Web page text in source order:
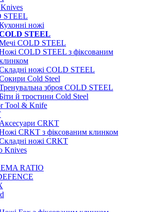
STEEL
ножі
STEEL
COLD STEEL
COLD STEEL з фіксованим
ножі COLD STEEL
Cold Steel
зброя COLD STEEL
й тростини Cold Steel
Tool & Knife
Аксесуари CRKT
CRKT з фіксованим клинком
ножі CRKT
Knives
RATIO